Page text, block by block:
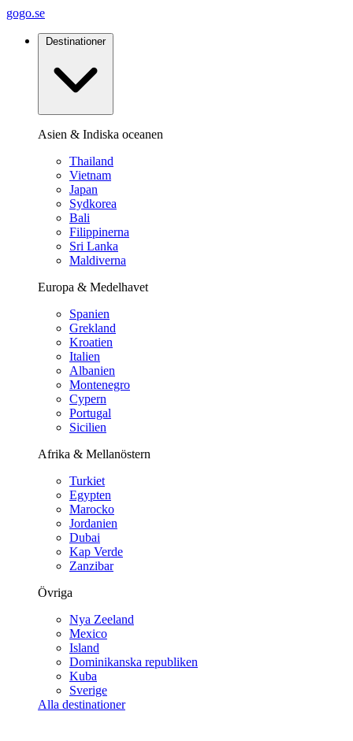
gogo.se
Destinationer
Asien & Indiska oceanen
Thailand
Vietnam
Japan
Sydkorea
Bali
Filippinerna
Sri Lanka
Maldiverna
Europa & Medelhavet
Spanien
Grekland
Kroatien
Italien
Albanien
Montenegro
Cypern
Portugal
Sicilien
Afrika & Mellanöstern
Turkiet
Egypten
Marocko
Jordanien
Dubai
Kap Verde
Zanzibar
Övriga
Nya Zeeland
Mexico
Island
Dominikanska republiken
Kuba
Sverige
Alla destinationer